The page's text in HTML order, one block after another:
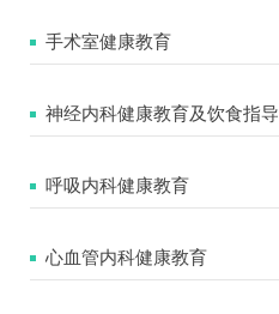
手术室健康教育
神经内科健康教育及饮食指导
呼吸内科健康教育
心血管内科健康教育